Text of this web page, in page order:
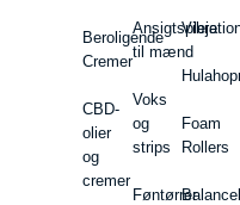
Beroligende
Cremer
CBD-
olier
og
cremer
Ansigtspleje
til mænd
Voks
og
strips
Føntørrer
Foam
Rollers